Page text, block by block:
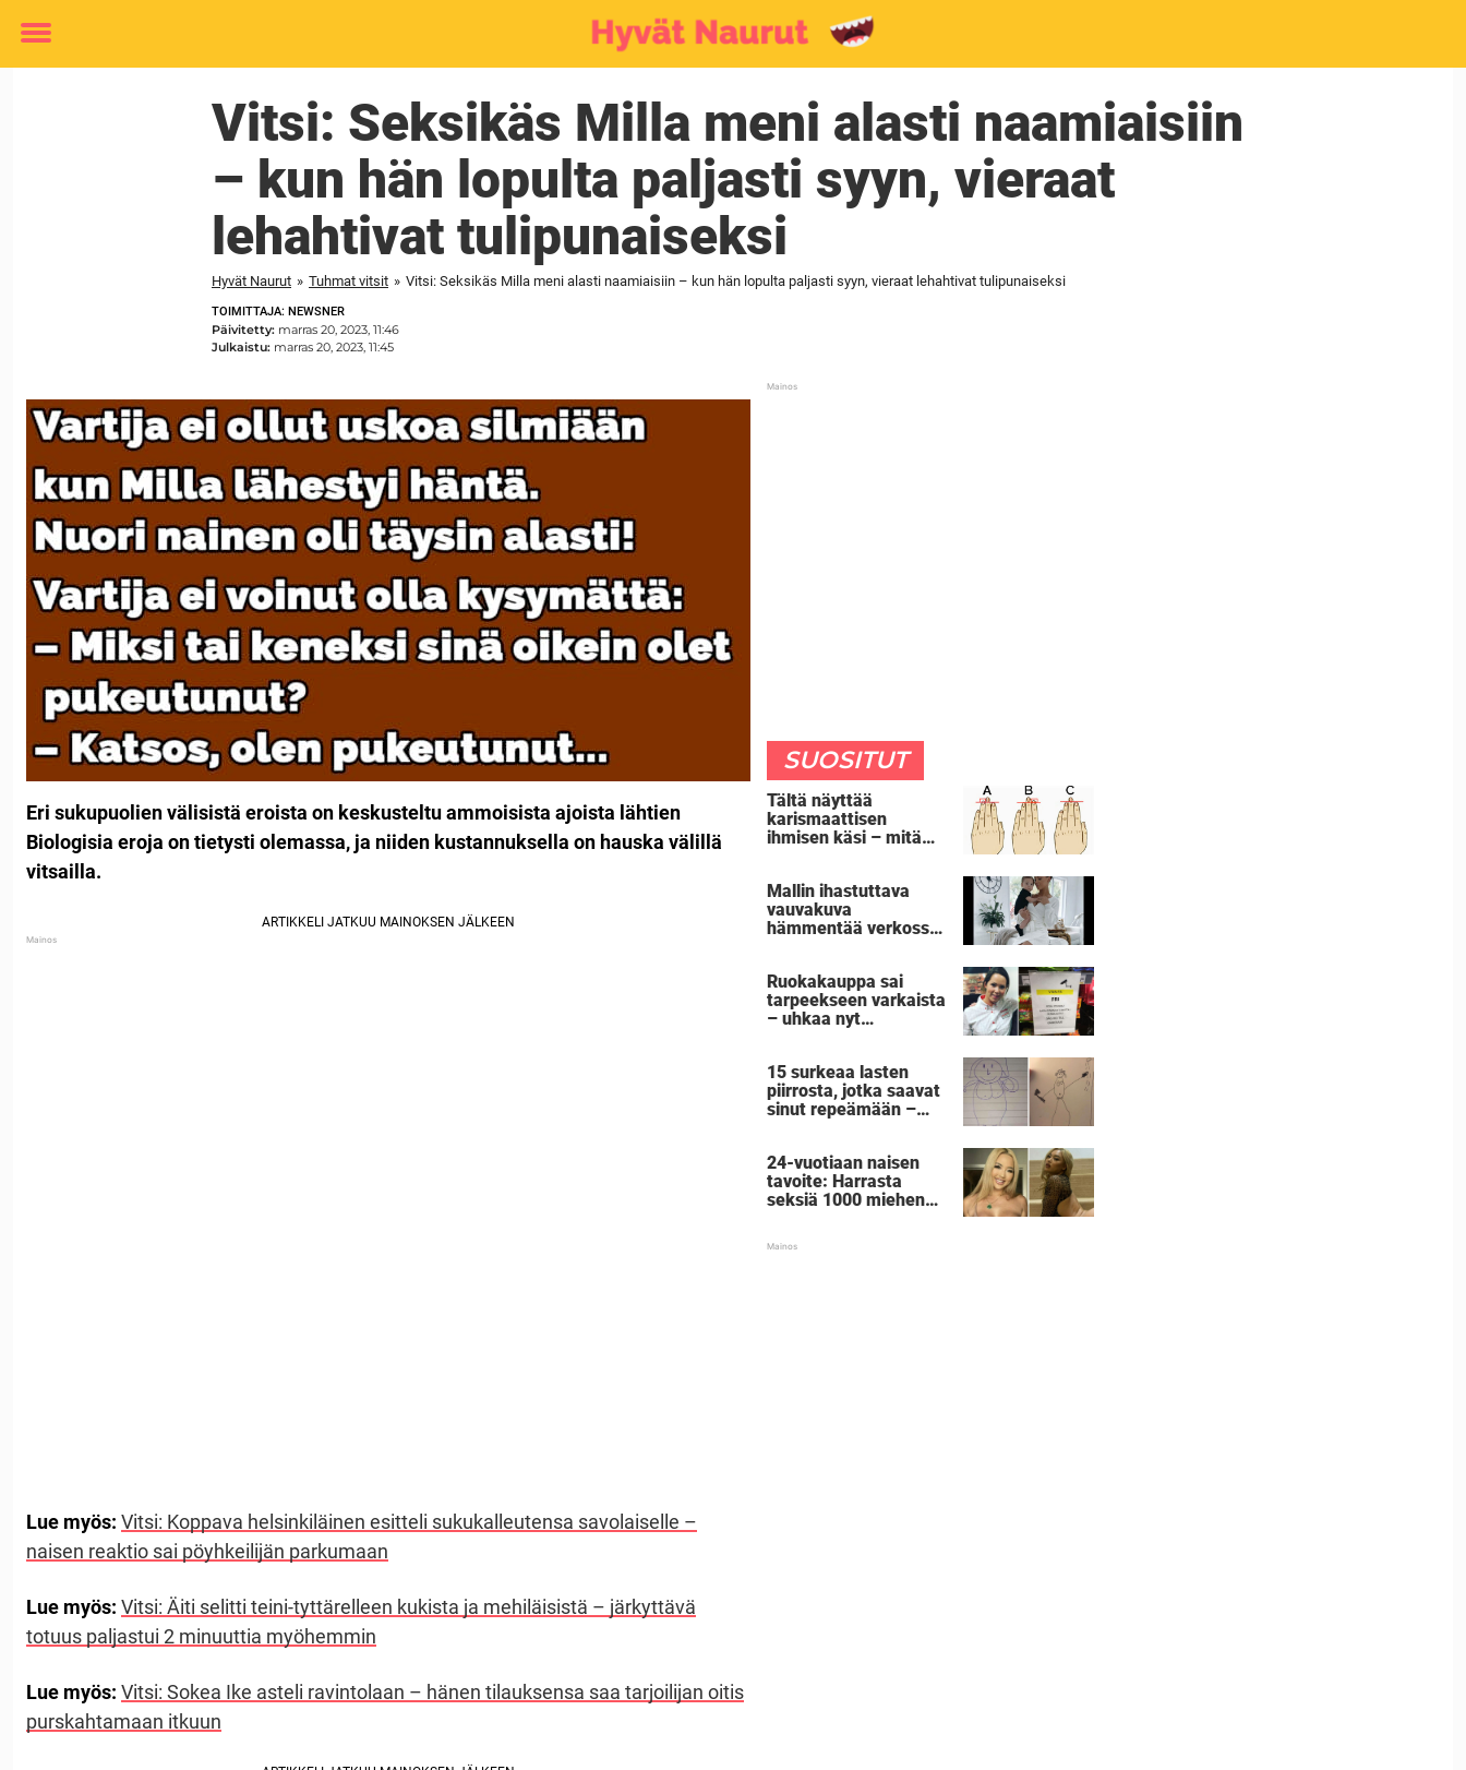
Toggle
Vitsi: Seksikäs Milla meni alasti naamiaisiin
– kun hän lopulta paljasti syyn, vieraat
lehahtivat tulipunaiseksi
Hyvät Naurut » Tuhmat vitsit » Vitsi: Seksikäs Milla meni alasti naamiaisiin – kun hän lopulta paljasti syyn, vieraat lehahtivat tulipunaiseksi
TOIMITTAJA: NEWSNER
Päivitetty: marras 20, 2023, 11:46
Julkaistu: marras 20, 2023, 11:45
Eri sukupuolien välisistä eroista on keskusteltu ammoisista ajoista lähtien
Biologisia eroja on tietysti olemassa, ja niiden kustannuksella on hauska välillä
vitsailla.
Lue myös: Vitsi: Koppava helsinkiläinen esitteli sukukalleutensa savolaiselle –
naisen reaktio sai pöyhkeilijän parkumaan
Lue myös: Vitsi: Äiti selitti teini-tyttärelleen kukista ja mehiläisistä – järkyttävä
totuus paljastui 2 minuuttia myöhemmin
Lue myös: Vitsi: Sokea Ike asteli ravintolaan – hänen tilauksensa saa tarjoilijan oitis
purskahtamaan itkuun
SUOSITUT
Tältä näyttää
karismaattisen
ihmisen käsi – mitä
Mallin ihastuttava
vauvakuva
hämmentää verkossa
Ruokakauppa sai
tarpeekseen varkaista
– uhkaa nyt
nauramaan ääneen
15 surkeaa lasten
piirrosta, jotka saavat
sinut repeämään –
24-vuotiaan naisen
tavoite: Harrasta
seksiä 1000 miehen
"Voimaannuttavaa"